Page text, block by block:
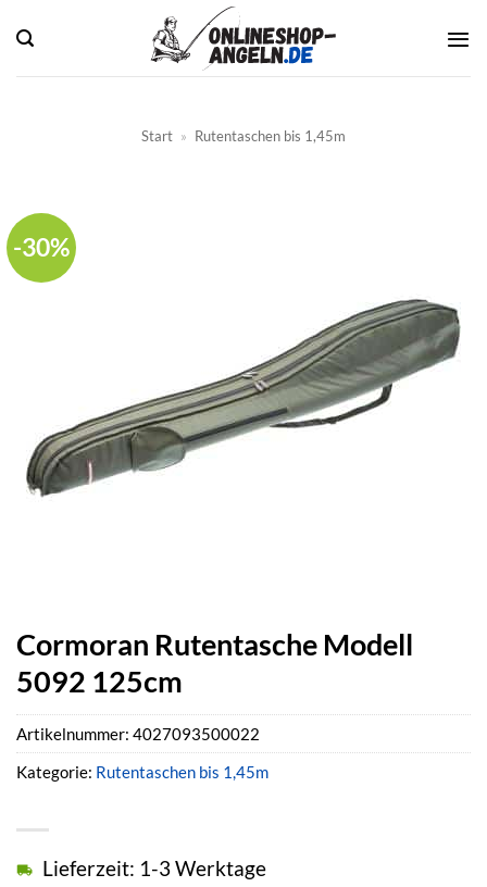
Inhalt
springen
Start » Rutentaschen bis 1,45m
-30%
Cormoran Rutentasche Modell
5092 125cm
Lieferzeit: 1-3 Werktage
Artikelnummer: 4027093500022
Kategorie: Rutentaschen bis 1,45m